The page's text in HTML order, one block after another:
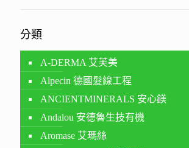
分類
A-DERMA 艾芙美
Alpecin 德國髮線工程
ANCIENTMINERALS 安心鎂
Andalou 安德魯生技有機
Aromase 艾瑪絲